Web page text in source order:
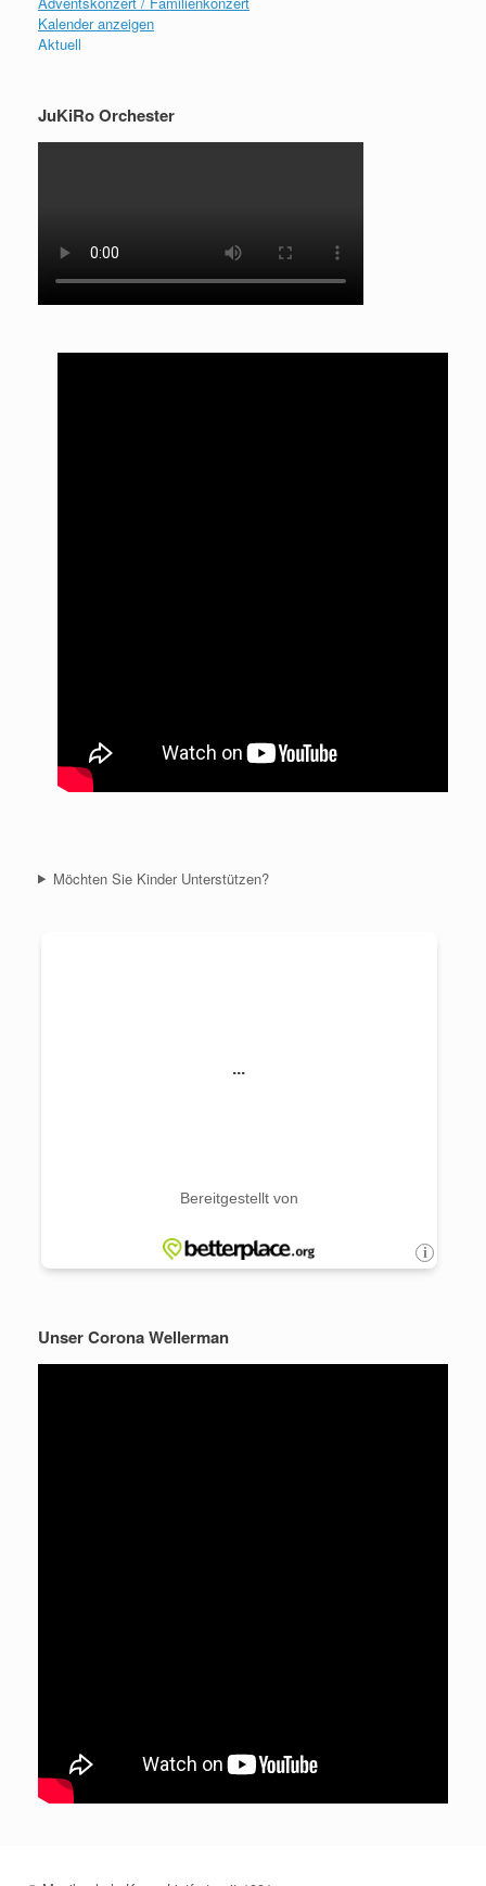
Kalender anzeigen
Aktuell
JuKiRo Orchester
Möchten Sie Kinder Unterstützen?
Unser Corona Wellerman